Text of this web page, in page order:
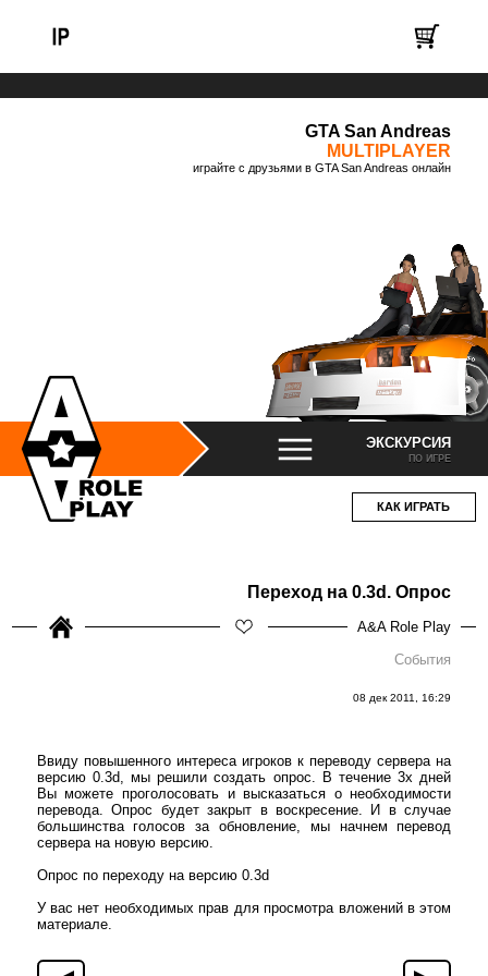
GTA San Andreas
MULTIPLAYER
играйте с друзьями в GTA San Andreas онлайн
ЭКСКУРСИЯ
ПО ИГРЕ
КАК ИГРАТЬ
Переход на 0.3d. Опрос
A&A Role Play
События
08 дек 2011, 16:29
Ввиду повышенного интереса игроков к переводу сервера на
версию 0.3d, мы решили создать опрос. В течение 3х дней
Вы можете проголосовать и высказаться о необходимости
перевода. Опрос будет закрыт в воскресение. И в случае
большинства голосов за обновление, мы начнем перевод
сервера на новую версию.
Опрос по переходу на версию 0.3d
У вас нет необходимых прав для просмотра вложений в этом
материале.